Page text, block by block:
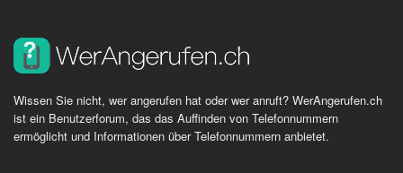
Wissen Sie nicht, wer angerufen hat oder wer anruft? WerAngerufen.ch
ist ein Benutzerforum, das das Auffinden von Telefonnummern
ermöglicht und Informationen über Telefonnummern anbietet.